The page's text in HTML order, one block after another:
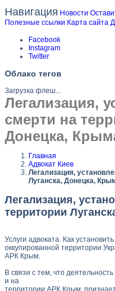
Навигация Новости
Полезные ссылки Карта сайта
Facebook
Instagram
Twitter
Облако тегов
Загрузка флеш...
Легализация,
смерти на
Донецка,
Главная
Адвокат Киев
Легализация,
Луганска, Донецка,
Легализация,
территории
Услуги адвоката. Как
оккупированной территории
АРК Крым.
В связи с тем, что
и на